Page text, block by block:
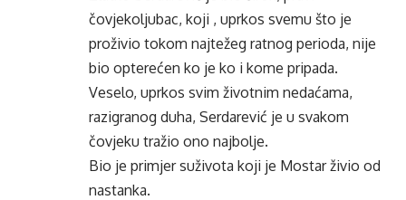
čovjekoljubac, koji , uprkos svemu što je
proživio tokom najtežeg ratnog perioda, nije
bio opterećen ko je ko i kome pripada.
Veselo, uprkos svim životnim nedaćama,
razigranog duha, Serdarević je u svakom
čovjeku tražio ono najbolje.
Bio je primjer suživota koji je Mostar živio od
nastanka.